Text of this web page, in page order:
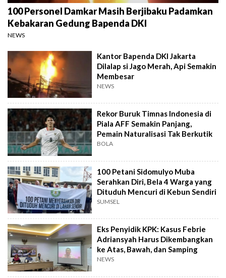
100 Personel Damkar Masih Berjibaku Padamkan
Kebakaran Gedung Bapenda DKI
NEWS
Kantor Bapenda DKI Jakarta
Dilalap si Jago Merah, Api Semakin
Membesar
NEWS
Rekor Buruk Timnas Indonesia di
Piala AFF Semakin Panjang,
Pemain Naturalisasi Tak Berkutik
BOLA
100 Petani Sidomulyo Muba
Serahkan Diri, Bela 4 Warga yang
Dituduh Mencuri di Kebun Sendiri
SUMSEL
Eks Penyidik KPK: Kasus Febrie
Adriansyah Harus Dikembangkan
ke Atas, Bawah, dan Samping
NEWS